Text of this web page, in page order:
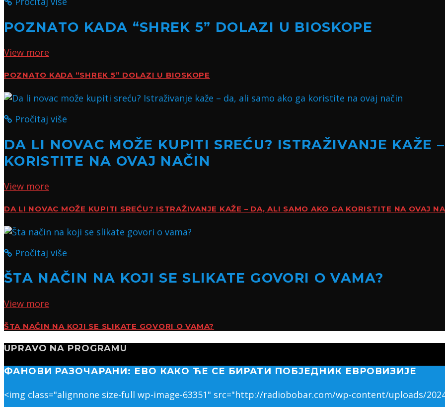
POZNATO KADA “SHREK 5” DOLAZI U BIOSKOPE
View more
POZNATO KADA “SHREK 5” DOLAZI U BIOSKOPE
Pročitaj više
DA LI NOVAC MOŽE KUPITI SREĆU? ISTRAŽIVANJE KAŽE
KORISTITE NA OVAJ NAČIN
View more
DA LI NOVAC MOŽE KUPITI SREĆU? ISTRAŽIVANJE KAŽE – DA, ALI SAMO AKO GA KORISTITE NA OVAJ
Pročitaj više
ŠTA NAČIN NA KOJI SE SLIKATE GOVORI O VAMA?
View more
ŠTA NAČIN NA KOJI SE SLIKATE GOVORI O VAMA?
UPRAVO NA PROGRAMU
ФАНОВИ РАЗОЧАРАНИ: ЕВО КАКО ЋЕ СЕ БИРАТИ ПОБЈЕДНИК ЕВРОВИЗИЈЕ
<img class="alignnone size-full wp-image-63351" src="http://radiobobar.com/wp-content/uploads/